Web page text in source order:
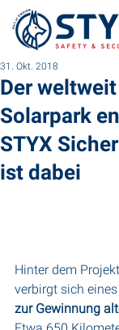
Der
Solarpark
STYX
ist dabei
31. Okt. 2018
Hinter dem
verbirgt sich
zur Gewinnung